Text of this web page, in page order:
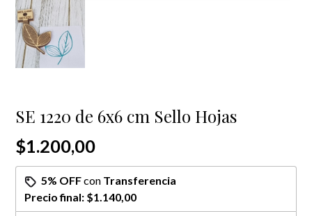
SE 1220 de 6x6 cm Sello Hojas
$1.200,00
5% OFFcon Transferencia
Precio final: $1.140,00